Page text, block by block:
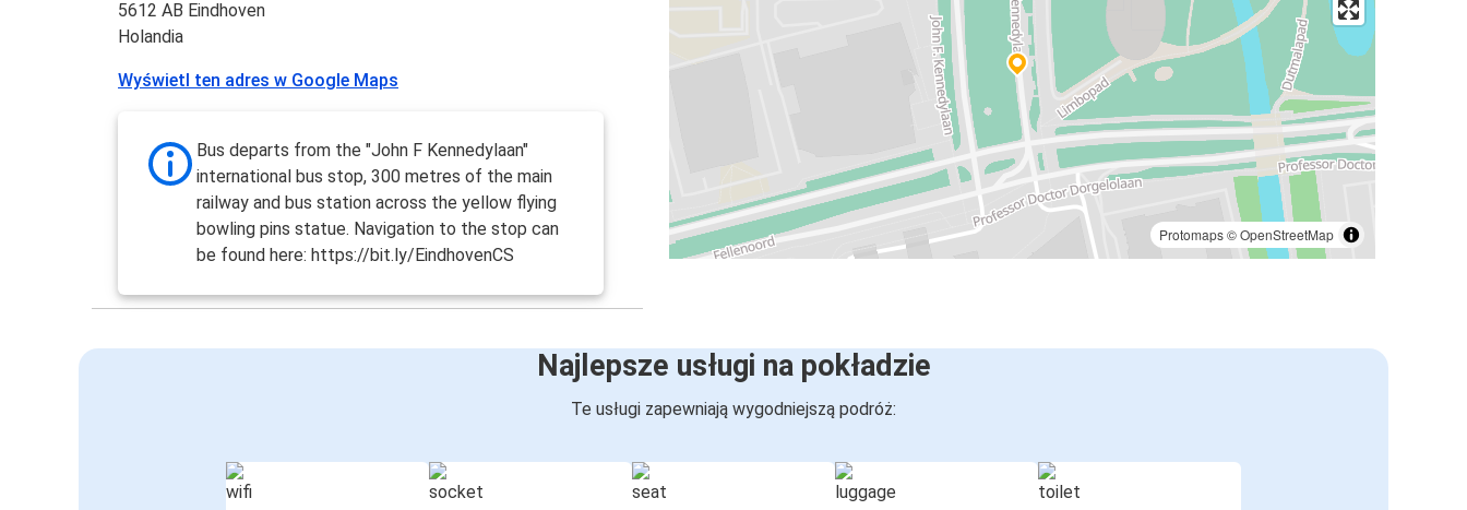
Protomaps©OpenStreetMap
5612 AB Eindhoven
Holandia
Wyświetl ten adres w Google Maps
Bus departs from the "John F Kennedylaan"
international bus stop, 300 metres of the main
railway and bus station across the yellow flying
bowling pins statue. Navigation to the stop can
be found here: https://bit.ly/EindhovenCS
Najlepsze usługi na pokładzie
Te usługi zapewniają wygodniejszą podróż: